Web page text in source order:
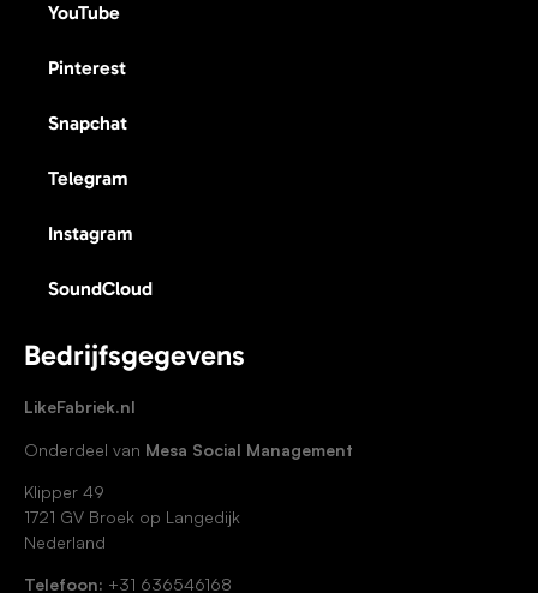
YouTube
Pinterest
Snapchat
Telegram
Instagram
SoundCloud
Bedrijfsgegevens
LikeFabriek.nl
Onderdeel van Mesa Social Management
Klipper 49
1721 GV Broek op Langedijk
Nederland
Telefoon: +31 636546168